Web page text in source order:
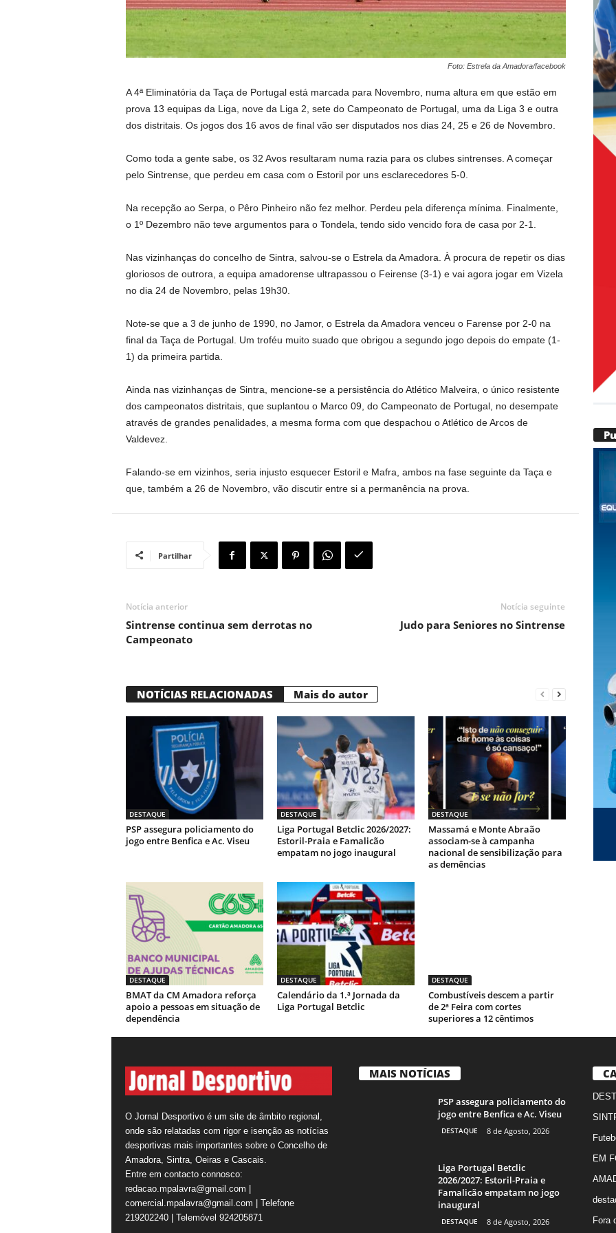
Foto: Estrela da Amadora/facebook
A 4ª Eliminatória da Taça de Portugal está marcada para Novembro, numa altura em que estão em
prova 13 equipas da Liga, nove da Liga 2, sete do Campeonato de Portugal, uma da Liga 3 e outra
dos distritais. Os jogos dos 16 avos de final vão ser disputados nos dias 24, 25 e 26 de Novembro.
Como toda a gente sabe, os 32 Avos resultaram numa razia para os clubes sintrenses. A começar
pelo Sintrense, que perdeu em casa com o Estoril por uns esclarecedores 5-0.
Na recepção ao Serpa, o Pêro Pinheiro não fez melhor. Perdeu pela diferença mínima. Finalmente,
o 1º Dezembro não teve argumentos para o Tondela, tendo sido vencido fora de casa por 2-1.
Nas vizinhanças do concelho de Sintra, salvou-se o Estrela da Amadora. À procura de repetir os dias
gloriosos de outrora, a equipa amadorense ultrapassou o Feirense (3-1) e vai agora jogar em Vizela
no dia 24 de Novembro, pelas 19h30.
Note-se que a 3 de junho de 1990, no Jamor, o Estrela da Amadora venceu o Farense por 2-0 na
final da Taça de Portugal. Um troféu muito suado que obrigou a segundo jogo depois do empate (1-
1) da primeira partida.
Ainda nas vizinhanças de Sintra, mencione-se a persistência do Atlético Malveira, o único resistente
dos campeonatos distritais, que suplantou o Marco 09, do Campeonato de Portugal, no desempate
através de grandes penalidades, a mesma forma com que despachou o Atlético de Arcos de
Valdevez.
Falando-se em vizinhos, seria injusto esquecer Estoril e Mafra, ambos na fase seguinte da Taça e
que, também a 26 de Novembro, vão discutir entre si a permanência na prova.
Partilhar
Notícia anterior
Sintrense continua sem derrotas no
Campeonato
Notícia seguinte
Judo para Seniores no Sintrense
NOTÍCIAS RELACIONADAS Mais do autor
DESTAQUE
PSP assegura policiamento do
jogo entre Benfica e Ac. Viseu
DESTAQUE
Liga Portugal Betclic 2026/2027:
Estoril-Praia e Famalicão
empatam no jogo inaugural
DESTAQUE
Massamá e Monte Abraão
associam-se à campanha
nacional de sensibilização para
as demências
DESTAQUE
BMAT da CM Amadora reforça
apoio a pessoas em situação de
dependência
DESTAQUE
Calendário da 1.ª Jornada da
Liga Portugal Betclic
DESTAQUE
Combustíveis descem a partir
de 2ª Feira com cortes
superiores a 12 cêntimos
O Jornal Desportivo é um site de âmbito regional,
onde são relatadas com rigor e isenção as notícias
desportivas mais importantes sobre o Concelho de
Amadora, Sintra, Oeiras e Cascais.
Entre em contacto connosco:
redacao.mpalavra@gmail.com |
comercial.mpalavra@gmail.com | Telefone
219202240 | Telemóvel 924205871
MAIS NOTÍCIAS
PSP assegura policiamento do
jogo entre Benfica e Ac. Viseu
DESTAQUE 8 de Agosto, 2026
Liga Portugal Betclic
2026/2027: Estoril-Praia e
Famalicão empatam no jogo
inaugural
DESTAQUE 8 de Agosto, 2026
EM
Fora